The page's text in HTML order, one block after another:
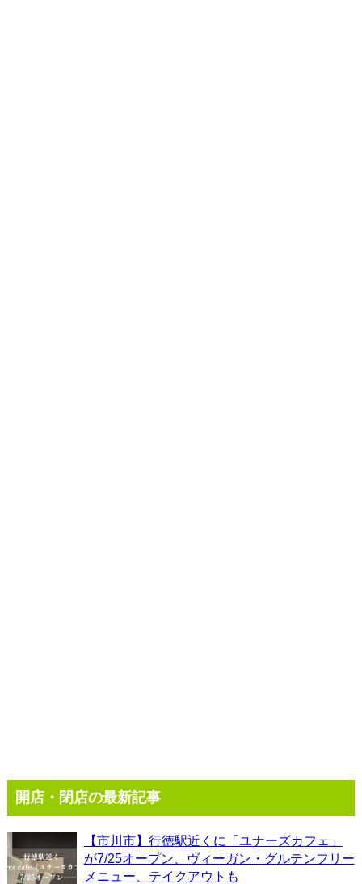
開店・閉店の最新記事
【市川市】行徳駅近くに「ユナーズカフェ」
が7/25オープン、ヴィーガン・グルテンフリー
メニュー、テイクアウトも